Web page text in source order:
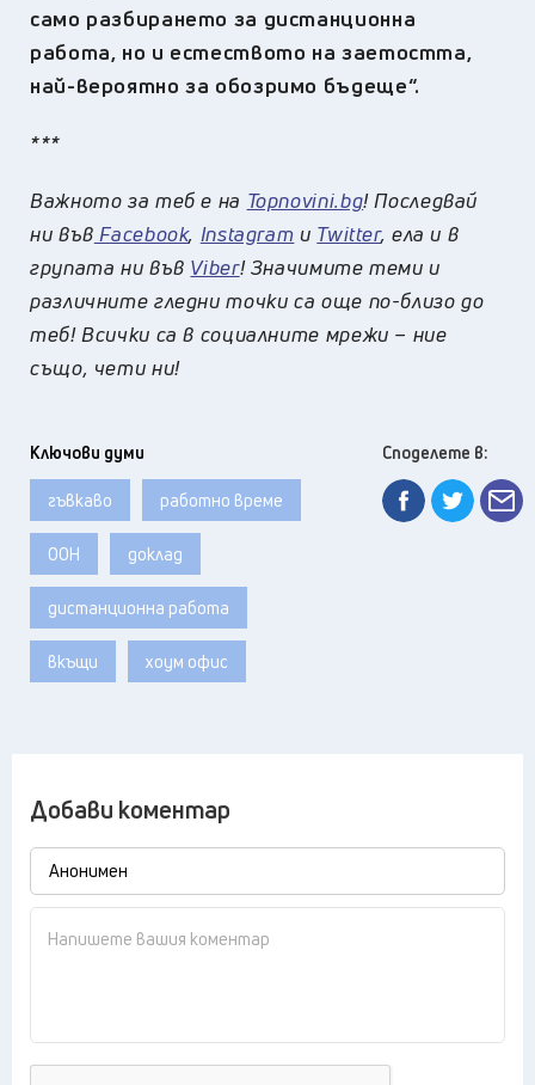
само разбирането за дистанционна
работа, но и естеството на заетостта,
най-вероятно за обозримо бъдеще“.
***
Важното за теб е на Topnovini.bg! Последвай
ни във Facebook, Instagram и Twitter, ела и в
групата ни във Viber! Значимите теми и
различните гледни точки са още по-близо до
теб! Всички са в социалните мрежи – ние
също, чети ни!
Ключови думи
гъвкаво работно време
ООН доклад
дистанционна работа
вкъщи хоум офис
Споделете в:
Добави коментар